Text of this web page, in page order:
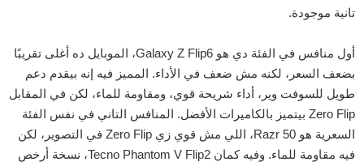
تانية موجودة.
أول منافس في الفئة دي هو Galaxy Z Flip6، الموبايل ده أغلى تقريبًا
بضعف السعر، لكنه مش ضعف في الأداء. المميز فيه إنه بيقدم دعم
طويل للسوفت وير، أداء شريحة قوي، ومقاومة للماء، لكن في المقابل
Zero Flip بيتميز بالكاميرات الأفضل. المنافس التاني في نفس الفئة
السعرية هو Razr 50، اللي مش قوي زي Zero Flip في التصوير، لكن
فيه مقاومة للماء. وفيه كمان Tecno Phantom V Flip2، نسخة أرخص